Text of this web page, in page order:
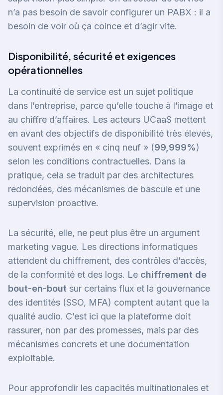
n’a pas besoin de savoir configurer un PABX : il a
besoin de voir où ça coince et d’agir vite.
Disponibilité, sécurité et exigences
opérationnelles
La continuité de service est un sujet politique
dans l’entreprise, parce qu’elle touche à l’image et
au chiffre d’affaires. Les acteurs UCaaS mettent
en avant des objectifs de disponibilité très élevés,
souvent exprimés en « cinq neuf » (99,999%)
selon les conditions contractuelles. Dans la
pratique, cela se traduit par des architectures
redondées, des mécanismes de bascule et une
supervision proactive.
La sécurité, elle, ne peut plus être un argument
marketing vague. Les directions informatiques
attendent du chiffrement, des contrôles d’accès,
de la conformité et des logs. Le chiffrement de
bout-en-bout sur certains flux et la gouvernance
des identités (SSO, MFA) comptent autant que la
qualité audio. C’est ici que la plateforme doit
rassurer, non par des promesses, mais par des
mécanismes concrets et une documentation
exploitable.
Pour approfondir les capacités multinationales et